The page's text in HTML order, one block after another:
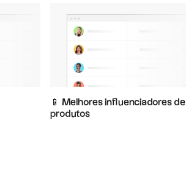
📱 Melhores influenciadores de
produtos